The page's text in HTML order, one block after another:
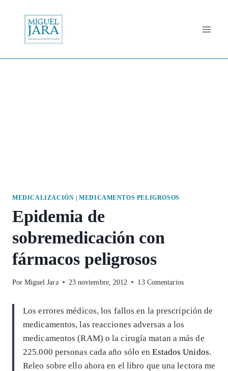
contenido
MEDICALIZACIÓN |MEDICAMENTOS PELIGROSOS
Epidemia de
sobremedicación con
fármacos peligrosos
Por Miguel Jara 23 noviembre, 2012 13 Comentarios
Los errores médicos, los fallos en la prescripción de
medicamentos, las reacciones adversas a los
medicamentos (RAM) o la cirugía matan a más de
225.000 personas cada año sólo enEstados Unidos.
Releo sobre ello ahora en el libro que una lectora me